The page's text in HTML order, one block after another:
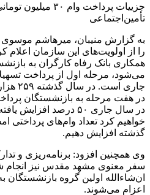
جزییات پرداخت وام
تأمین‌اجتماعی
به گزارش منیبان، میرهاشم
را از اولویت‌های این سازمان اعلام
همکاری بانک رفاه کارگران به
می‌شود، مرحله اول از پرداخت
در هفت مرحله به بازنشستگان
در سال جاری ۵۰ درصد
خواهیم کرد تعداد وام‌های
گذشته افزایش دهیم.
وی همچنین افزود: برنامه‌ریزی و
سفر معنوی مشهد مقدس نیز انجام
ان‌شاءالله اولین گروه
اعزام می‌شوند.